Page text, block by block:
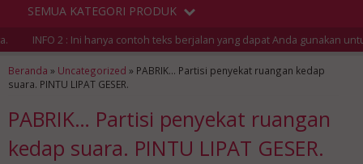
SEMUA KATEGORI PRODUK
INFO 2 : Ini hanya contoh teks berjalan yang dapat Anda gunakan untuk
Beranda » Uncategorized » PABRIK… Partisi penyekat ruangan kedap
suara. PINTU LIPAT GESER.
PABRIK… Partisi penyekat ruangan
kedap suara. PINTU LIPAT GESER.